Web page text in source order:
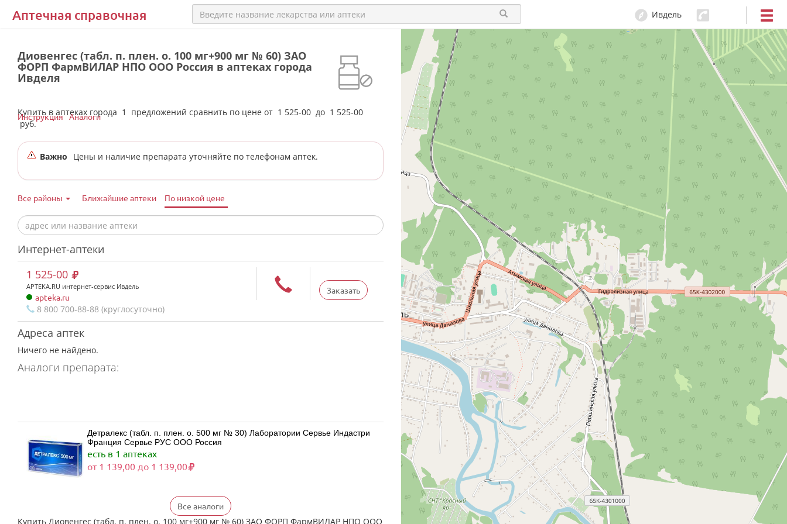
Аптечная справочная Ивдель
Диовенгес (табл. п. плен. о. 100 мг+900 мг № 60) ЗАО
ФОРП ФармВИЛАР НПО ООО Россия в аптеках города
Ивделя
Купить в аптеках города 1 предложений сравнить по цене от 1 525-00 до 1 525-00
руб.
Инструкция Аналоги
Важно Цены и наличие препарата уточняйте по телефонам аптек.
Все районы Ближайшие аптеки По низкой цене
Интернет-аптеки
Заказать
1 525-00
APTEKA.RU интернет-сервис Ивдель
apteka.ru
8 800 700-88-88 (круглосуточно)
Адреса аптек
Ничего не найдено.
Аналоги препарата:
Детралекс (табл. п. плен. о. 500 мг № 30) Лаборатории Сервье Индастри
Франция Сервье РУС ООО Россия
есть в 1 аптеках
от 1 139,00 до 1 139,00
Детралекс (табл. п. плен. о. 500 мг № 60) Лаборатории Сервье Индастри
Франция Сервье РУС ООО Россия
Все аналоги
Купить Диовенгес (табл. п. плен. о. 100 мг+900 мг № 60) ЗАО ФОРП ФармВИЛАР НПО ООО